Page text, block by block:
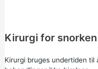
Kirurgi for snorken
Kirurgi bruges undertiden til